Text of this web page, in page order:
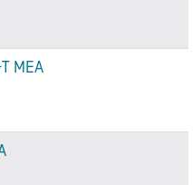
MEA